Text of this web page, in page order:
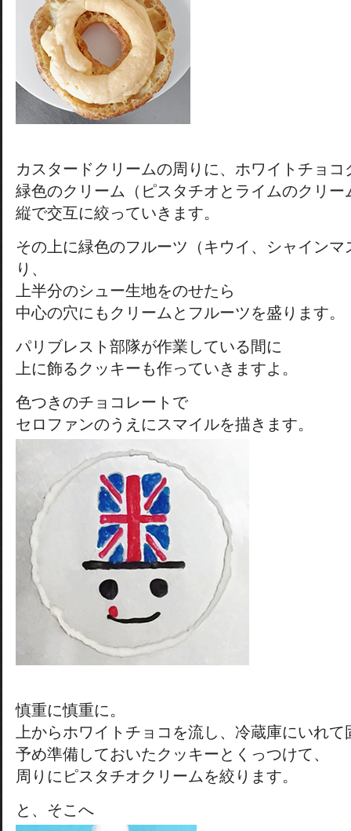
カスタードクリームの周りに、ホワイトチョコ
緑色のクリーム（ピスタチオとライムのクリー
縦で交互に絞っていきます。
その上に緑色のフルーツ（キウイ、シャイン
り、
上半分のシュー生地をのせたら
中心の穴にもクリームとフルーツを盛ります。
パリブレスト部隊が作業している間に
上に飾るクッキーも作っていきますよ。
色つきのチョコレートで
セロファンのうえにスマイルを描きます。
慎重に慎重に。
上からホワイトチョコを流し、冷蔵庫にいれて
予め準備しておいたクッキーとくっつけて、
周りにピスタチオクリームを絞ります。
と、そこへ